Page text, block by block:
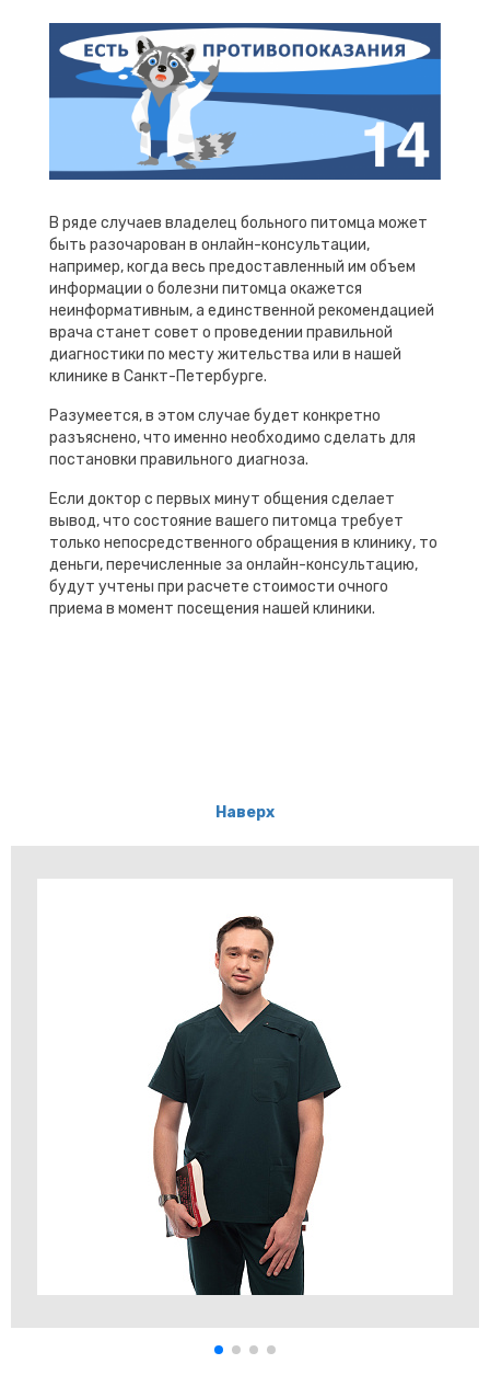
В ряде случаев владелец больного питомца может
быть разочарован в онлайн-консультации,
например, когда весь предоставленный им объем
информации о болезни питомца окажется
неинформативным, а единственной рекомендацией
врача станет совет о проведении правильной
диагностики по месту жительства или в нашей
клинике в Санкт-Петербурге.
Разумеется, в этом случае будет конкретно
разъяснено, что именно необходимо сделать для
постановки правильного диагноза.
Если доктор с первых минут общения сделает
вывод, что состояние вашего питомца требует
только непосредственного обращения в клинику, то
деньги, перечисленные за онлайн-консультацию,
будут учтены при расчете стоимости очного
приема в момент посещения нашей клиники.
Наверх